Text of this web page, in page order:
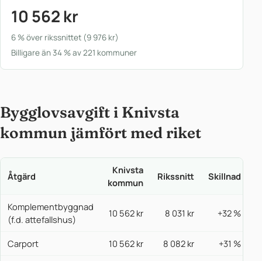
10 562 kr
6 % över rikssnittet (9 976 kr)
Billigare än 34 % av 221 kommuner
Bygglovsavgift i Knivsta
kommun jämfört med riket
Åtgärd
Knivsta
kommun
Rikssnitt Skillnad
Komplementbyggnad
(f.d. attefallshus)
10 562 kr 8 031 kr +32 %
Carport 10 562 kr 8 082 kr +31 %